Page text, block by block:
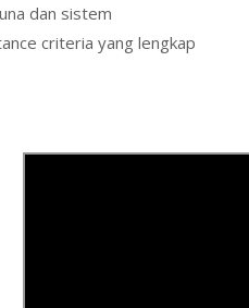
dan sistem
criteria yang lengkap